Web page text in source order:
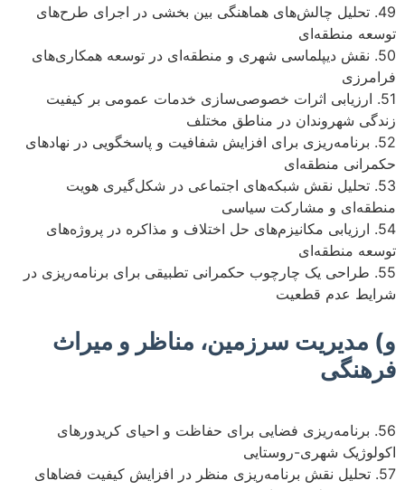
49. تحلیل چالش‌های هماهنگی بین بخشی در اجرای طرح‌های
توسعه منطقه‌ای
50. نقش دیپلماسی شهری و منطقه‌ای در توسعه همکاری‌های
فرامرزی
51. ارزیابی اثرات خصوصی‌سازی خدمات عمومی بر کیفیت
زندگی شهروندان در مناطق مختلف
52. برنامه‌ریزی برای افزایش شفافیت و پاسخگویی در نهادهای
حکمرانی منطقه‌ای
53. تحلیل نقش شبکه‌های اجتماعی در شکل‌گیری هویت
منطقه‌ای و مشارکت سیاسی
54. ارزیابی مکانیزم‌های حل اختلاف و مذاکره در پروژه‌های
توسعه منطقه‌ای
55. طراحی یک چارچوب حکمرانی تطبیقی برای برنامه‌ریزی در
شرایط عدم قطعیت
و) مدیریت سرزمین، مناظر و میراث
فرهنگی
56. برنامه‌ریزی فضایی برای حفاظت و احیای کریدورهای
اکولوژیک شهری-روستایی
57. تحلیل نقش برنامه‌ریزی منظر در افزایش کیفیت فضاهای